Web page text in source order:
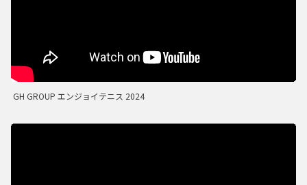
GH GROUP エンジョイテニス 2024